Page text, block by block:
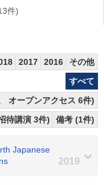
件)
2017 2016
その他
すべて
オープンアクセス 6件)
待講演 3件)
備考 (1件)
Japanese
2019